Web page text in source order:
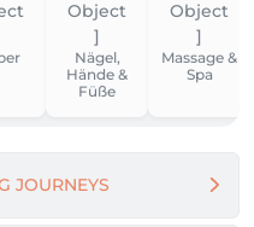
Nägel,
Hände &
Füße
Massage &
Spa
JOURNEYS